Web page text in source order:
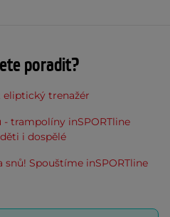
poradit?
trenažér
- trampolíny inSPORTline
i dospělé
snů! Spouštíme inSPORTline